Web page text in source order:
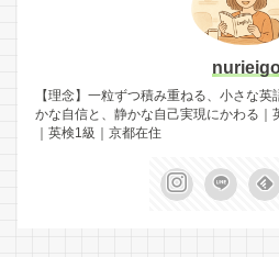
【理念】一粒ずつ積み重ねる、小さな
かな自信と、静かな自己実現にかわる｜
｜英検1級｜京都在住